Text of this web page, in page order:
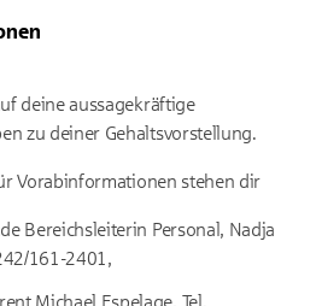
deine aussagekräftige
zu deiner Gehaltsvorstellung.
Vorabinformationen stehen dir
Bereichsleiterin Personal, Nadja
161-2401,
Michael Espelage, Tel.